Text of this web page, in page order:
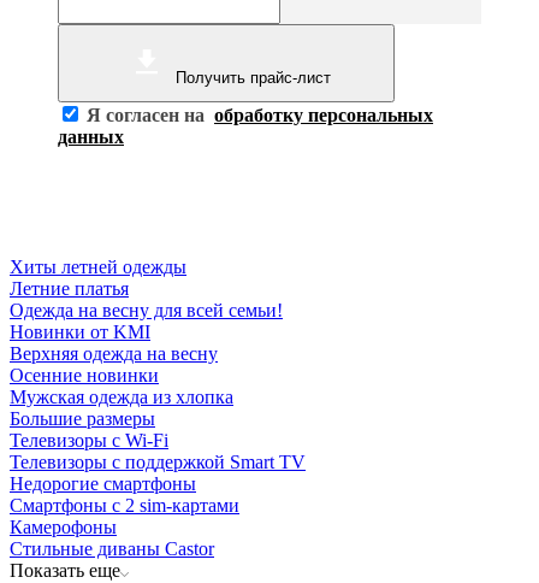
Получить прайс-лист
Я согласен на обработку персональных
данных
Хиты летней одежды
Летние платья
Одежда на весну для всей семьи!
Новинки от KMI
Верхняя одежда на весну
Осенние новинки
Мужская одежда из хлопка
Большие размеры
Телевизоры с Wi-Fi
Телевизоры с поддержкой Smart TV
Недорогие смартфоны
Смартфоны с 2 sim-картами
Камерофоны
Стильные диваны Castor
Показать еще